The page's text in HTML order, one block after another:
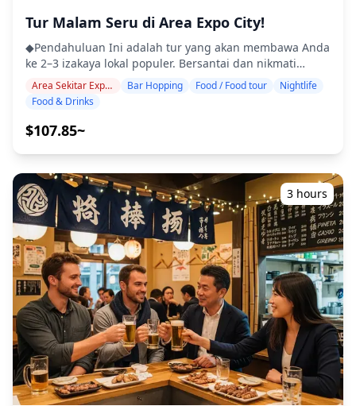
batasan diet. ◆Abeno Harukas – Makanan & Kehidupan
pencakar langit tertinggi di Jepang, menawarkan
berbagai pengalaman bersantap dan kehidupan malam
yang menampilkan pesona Osaka. Di dalam gedung,
Anda akan menemukan banyak restoran dan bar tempat
menikmati pemandangan malam yang indah. Di sekitar
minum dan makan bersama penduduk setempat. Dalam
jarak berjalan kaki, Anda juga dapat mencapai area
Shinsekai dan Tsutenkaku, yang dikenal dengan budaya
izakaya Osaka yang mengakar kuat. Secara keseluruhan,
area Abeno Harukas menggabungkan santapan gedung
tinggi modern dengan kedai lingkungan tradisional,
menjadikannya tempat yang ideal untuk merasakan
kehidupan malam Osaka yang beragam di satu lokasi
yang nyaman.
Tur Malam Seru di Area Expo City!
◆Pendahuluan Ini adalah tur yang akan membawa Anda
ke 2–3 izakaya lokal populer. Bersantai dan nikmati
makanan serta minuman khas daerah dengan santai.
Cukup bawa uang tunai, dan serahkan sisanya kepada
terlupakan bersama! ・Pilih area yang Anda sukai: Expo
area) ・Nikmati ketenangan pikiran dengan pemandu
yang ramah, bahkan di tempat-tempat yang mungkin
tidak menggunakan bahasa Inggris ・Tur kelompok kecil
memastikan pengalaman yang lebih pribadi dan otentik
◆Termasuk ・Sekitar 6 minuman total ・Makan malam:
hidangan izakaya dan makanan khas lokal ・Kunjungi 2–
3 tempat — seperti warung makan, izakaya, atau bar —
bersama dengan pemandu lokal ◆Tidak Termasuk ・
Penjemputan dan pengantaran hotel ・Tip ・Biaya
transportasi ・Minuman atau makanan tambahan yang
tidak termasuk dalam biaya tur ・Pengeluaran pribadi
atau belanja ◆Info Tambahan ・Jumlah peserta
maksimum untuk tur ini adalah 8 orang. ・Anak-anak
harus didampingi oleh orang dewasa. ・Alkohol hanya
disajikan untuk peserta berusia 20 tahun ke atas (usia
minum legal di Jepang). ・Harap dicatat bahwa
Area Sekitar Expo City Bar Hopping Food / Food tour
Nightlife
Food & Drinks
$107.85~
3 hours